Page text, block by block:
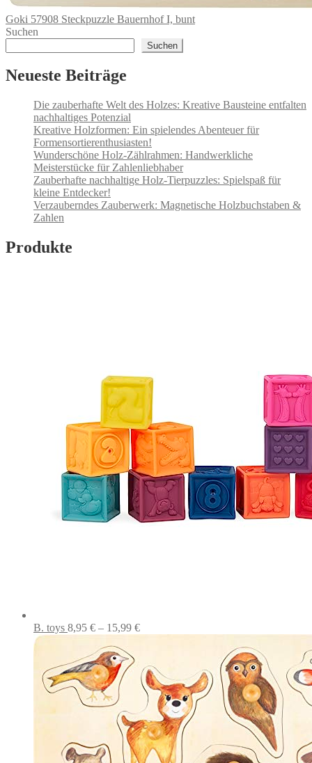
Goki 57908 Steckpuzzle Bauernhof I, bunt
Suchen
Suchen
Neueste Beiträge
Die zauberhafte Welt des Holzes: Kreative Bausteine entfalten
nachhaltiges Potenzial
Kreative Holzformen: Ein spielendes Abenteuer für
Formensortierenthusiasten!
Wunderschöne Holz-Zählrahmen: Handwerkliche
Meisterstücke für Zahlenliebhaber
Zauberhafte nachhaltige Holz-Tierpuzzles: Spielspaß für
kleine Entdecker!
Verzauberndes Zauberwerk: Magnetische Holzbuchstaben &
Zahlen
Produkte
B. toys 8,95 € – 15,99 €Preisspanne:
15,99 €